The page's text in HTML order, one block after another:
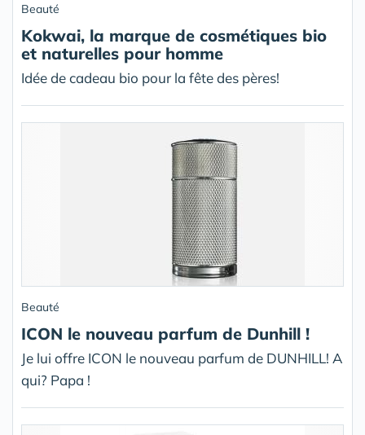
Beauté
Kokwai, la marque de cosmétiques bio
et naturelles pour homme
Idée de cadeau bio pour la fête des pères!
Beauté
ICON le nouveau parfum de Dunhill !
Je lui offre ICON le nouveau parfum de DUNHILL! A
qui? Papa !